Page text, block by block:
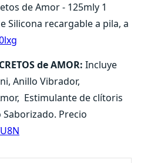
de Amor - 125mly 1
Silicona recargable a pila, a
de AMOR: Incluye
Anillo Vibrador,
Estimulante de clítoris
Saborizado. Precio